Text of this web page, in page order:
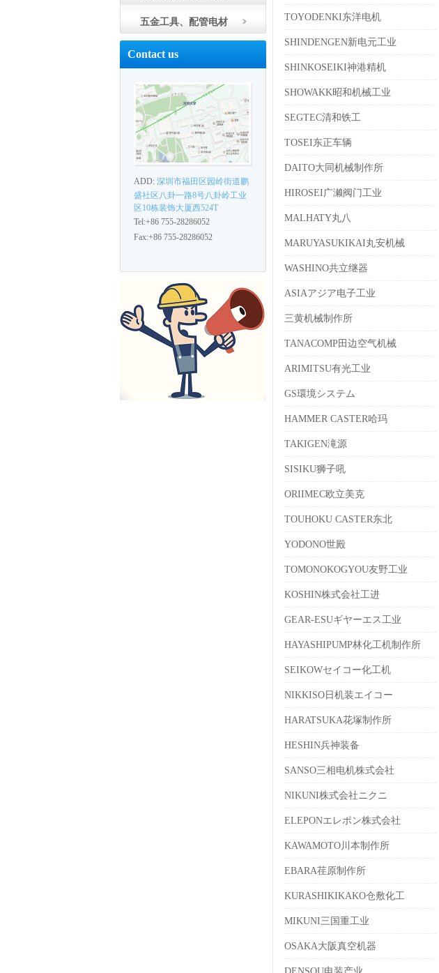
五金工具、配管电材
Contact us
ADD: 深圳市福田区园岭街道鹏
盛社区八卦一路8号八卦岭工业
区10栋装饰大厦西524T
Tel:+86 755-28286052
Fax:+86 755-28286052
TOYODENKI东洋电机
SHINDENGEN新电元工业
SHINKOSEIKI神港精机
SHOWAKK昭和机械工业
SEGTEC清和铁工
TOSEI东正车辆
DAITO大同机械制作所
HIROSEI广濑阀门工业
MALHATY丸八
MARUYASUKIKAI丸安机械
WASHINO共立继器
ASIAアジア电子工业
三黄机械制作所
TANACOMP田边空气机械
ARIMITSU有光工业
GS環境システム
HAMMER CASTER哈玛
TAKIGEN滝源
SISIKU狮子吼
ORIIMEC欧立美克
TOUHOKU CASTER东北
YODONO世殿
TOMONOKOGYOU友野工业
KOSHIN株式会社工进
GEAR-ESUギヤーエス工业
HAYASHIPUMP林化工机制作所
SEIKOWセイコー化工机
NIKKISO日机装エイコー
HARATSUKA花塚制作所
HESHIN兵神装备
SANSO三相电机株式会社
NIKUNI株式会社ニクニ
ELEPONエレポン株式会社
KAWAMOTO川本制作所
EBARA荏原制作所
KURASHIKIKAKO仓敷化工
MIKUNI三国重工业
OSAKA大阪真空机器